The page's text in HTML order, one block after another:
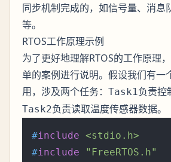
同步机制完成的，如信号量、消息
等。
RTOS工作原理示例
为了更好地理解RTOS的工作原理
单的案例进行说明。假设我们有一
用，涉及两个任务： Task1负责控
Task2负责读取温度传感器数据。
#include <stdio.h>
#include
"FreeRTOS.h"